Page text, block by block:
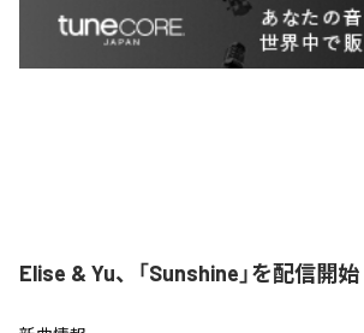
Elise & Yu、「Sunshine」を配信開始